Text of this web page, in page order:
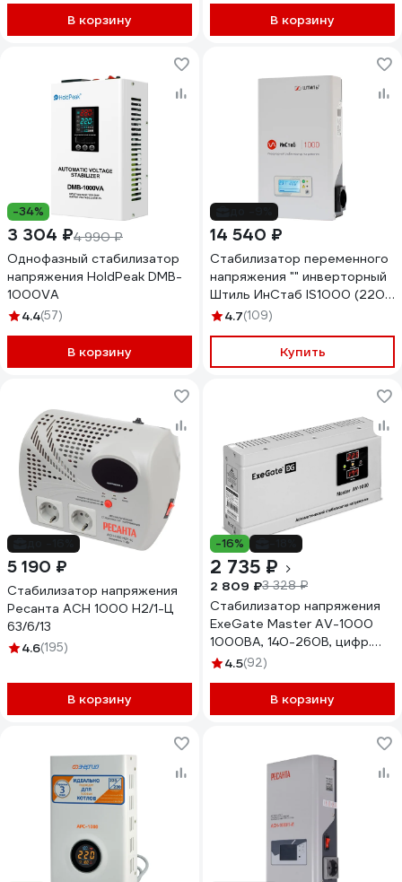
В корзину В корзину
-34%
3 304 ₽4 990 ₽
Однофазный стабилизатор
напряжения HoldPeak DMB-
1000VA
4.4(57)
В корзину
14 540 ₽
Стабилизатор переменного
напряжения "" инверторный
Штиль ИнСтаб IS1000 (220-
230В)
4.7(109)
Купить
5 190 ₽
Стабилизатор напряжения
Ресанта АСН 1000 Н2/1-Ц
63/6/13
4.6(195)
В корзину
-16%
2 735 ₽
2 809 ₽3 328 ₽
Стабилизатор напряжения
ExeGate Master AV-1000
1000ВА, 140-260В, цифр.
индикация вход вых.
98%, 5 уровней защиты,
задержка, метал.корпус
4.5(92)
В корзину